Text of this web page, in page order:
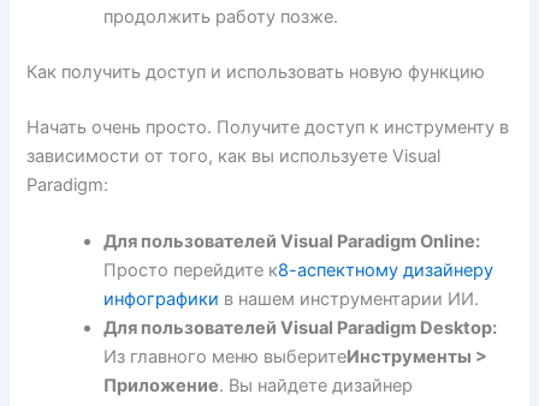
продолжить работу позже.
Как получить доступ и использовать новую функцию
Начать очень просто. Получите доступ к инструменту в
зависимости от того, как вы используете Visual
Paradigm:
Для пользователей Visual Paradigm Online:
Просто перейдите к8-аспектному дизайнеру
инфографики в нашем инструментарии ИИ.
Для пользователей Visual Paradigm Desktop:
Из главного меню выберитеИнструменты >
Приложение. Вы найдете дизайнер